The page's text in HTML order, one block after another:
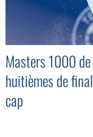
Masters 1000
huitièmes de
cap